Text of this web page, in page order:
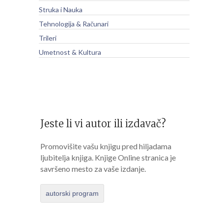
Struka i Nauka
Tehnologija & Računari
Trileri
Umetnost & Kultura
Jeste li vi autor ili izdavač?
Promovišite vašu knjigu pred hiljadama
ljubitelja knjiga. Knjige Online stranica je
savršeno mesto za vaše izdanje.
autorski program